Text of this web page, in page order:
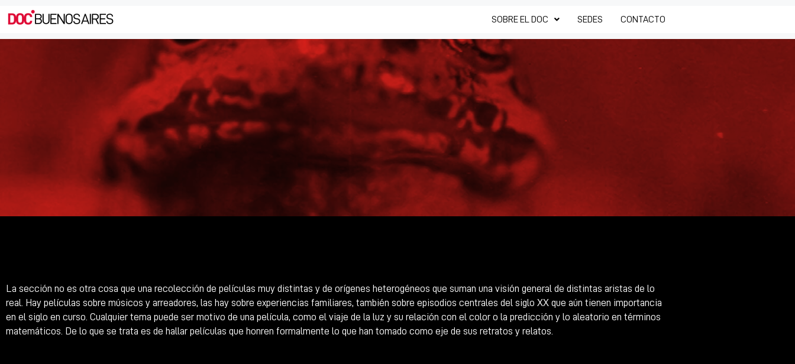
SOBRE EL DOC SEDES CONTACTO
La sección no es otra cosa que una recolección de películas muy distintas y de orígenes heterogéneos que suman una visión general de distintas aristas de lo
real. Hay películas sobre músicos y arreadores, las hay sobre experiencias familiares, también sobre episodios centrales del siglo XX que aún tienen importancia
en el siglo en curso. Cualquier tema puede ser motivo de una película, como el viaje de la luz y su relación con el color o la predicción y lo aleatorio en términos
matemáticos. De lo que se trata es de hallar películas que honren formalmente lo que han tomado como eje de sus retratos y relatos.